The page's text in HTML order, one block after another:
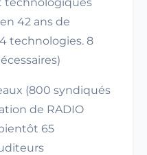
42 ans de
technologies. 8
(800 syndiqués
de RADIO
65